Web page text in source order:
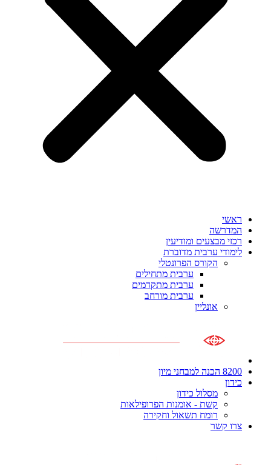
ראשי
המדרשה
רכזי מבצעים ומודיעין
לימודי ערבית מדוברת
הקורס הפרונטלי
ערבית מתחילים
ערבית מתקדמים
ערבית מורחב
אונליין
8200 הכנה למבחני מיון
כידון
מסלול כידון
קשת - אומנות הפרופילאות
רומח תשאול וחקירה
צרו קשר